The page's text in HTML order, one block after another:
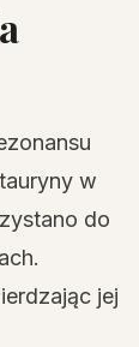
w
do
jej